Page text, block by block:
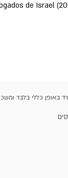
de Israel
כללי בלבד